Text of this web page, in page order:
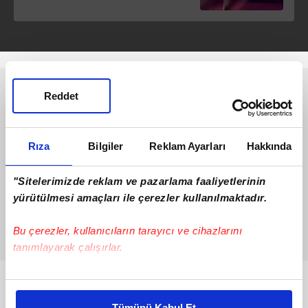
Rıza Bilgiler Reklam Ayarları Hakkında
"Sitelerimizde reklam ve pazarlama faaliyetlerinin
yürütülmesi amaçları ile çerezler kullanılmaktadır.
Bu çerezler, kullanıcıların tarayıcı ve cihazlarını
tanımlayarak çalışırlar.
Bu çerezlere izin vermeniz halinde sizlere özel
Reddet
Bunlar da Var